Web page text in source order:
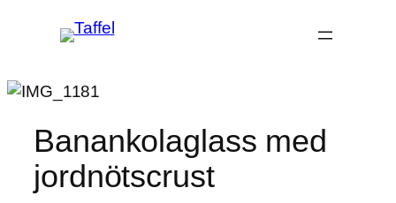
Banankolaglass med
jordnötscrust